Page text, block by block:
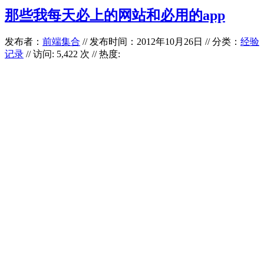
那些我每天必上的网站和必用的app
发布者： 前端集合 //发布时间：2012年10月26日 //分类： 经验
记录 // 访问: 5,422 次 // 热度: